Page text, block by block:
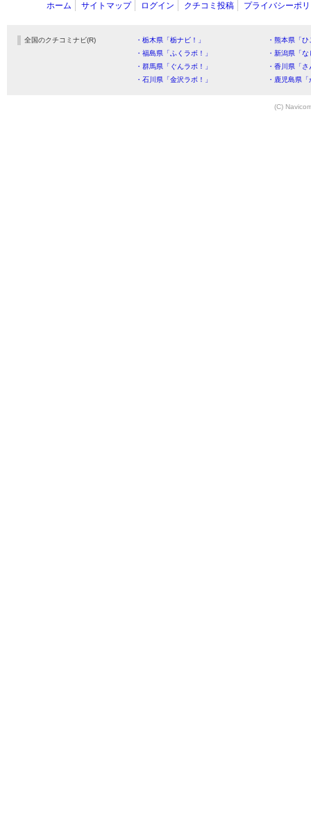
ホーム サイトマップ ログイン クチコミ投稿 プライバシーポ
全国のクチコミナビ(R) ・栃木県「栃ナビ！」
・熊本県「
・福島県「ふくラボ！」
・新潟県「
・群馬県「ぐんラボ！」
・香川県「
・石川県「金沢ラボ！」
・鹿児島県
(C)